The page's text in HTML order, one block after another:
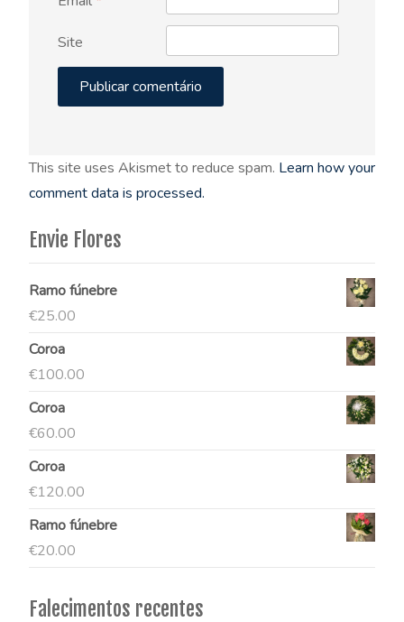
Site
This site uses Akismet to reduce spam. Learn how your
comment data is processed.
Envie Flores
Ramo fúnebre
€25.00
Coroa
€100.00
Coroa
€60.00
Coroa
€120.00
Ramo fúnebre
€20.00
Falecimentos recentes